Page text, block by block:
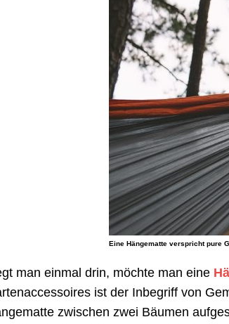
Eine Hängematte verspricht pure
man einmal drin, möchte man eine
ist der Inbegriff von
zwischen zwei Bäumen